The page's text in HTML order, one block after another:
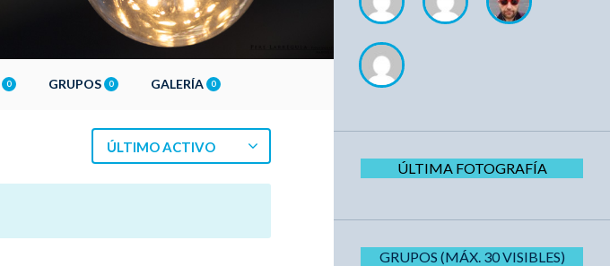
0 GRUPOS 0 GALERÍA 0
ÚLTIMO ACTIVO
ÚLTIMA FOTOGRAFÍA
GRUPOS (MÁX. 30 VISIBLES)